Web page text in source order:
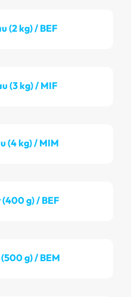
(2 kg) / BEF
(3 kg) / MIF
(4 kg) / MIM
g) / BEF
g) / BEM